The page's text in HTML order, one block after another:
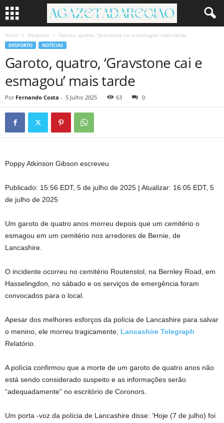
Início Desporto Garoto, quatro, ‘Gravstone cai e esmagou’ mais tarde
DESPORTO NOTÍCIAS
Garoto, quatro, ‘Gravstone cai e
esmagou’ mais tarde
Por Fernando Costa - 5 Julho 2025 63 0
Poppy Atkinson Gibson escreveu
Publicado: 15:56 EDT, 5 de julho de 2025 | Atualizar: 16:05 EDT, 5
de julho de 2025
Um garoto de quatro anos morreu depois que um cemitério o
esmagou em um cemitério nos arredores de Bernie, de
Lancashire.
O incidente ocorreu no cemitério Routenstol, na Bernley Road, em
Hasselingdon, no sábado e os serviços de emergência foram
convocados para o local.
Apesar dos melhores esforços da polícia de Lancashire para salvar
o menino, ele morreu tragicamente, Lancashire Telegraph
Relatório.
A polícia confirmou que a morte de um garoto de quatro anos não
está sendo considerado suspeito e as informações serão
“adequadamente” no escritório de Coronors.
Um porta -voz da polícia de Lancashire disse: ‘Hoje (7 de julho) foi